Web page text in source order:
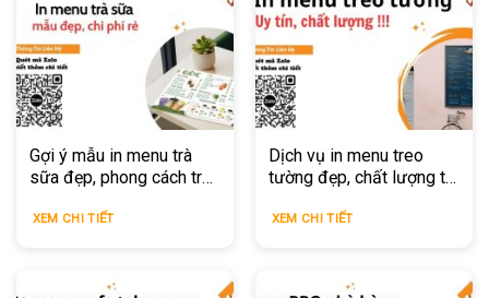
Gợi ý mẫu in menu trà
sữa đẹp, phong cách trẻ
XEM CHI TIẾT
Dịch vụ in menu treo
tường đẹp, chất lượng tại
XEM CHI TIẾT